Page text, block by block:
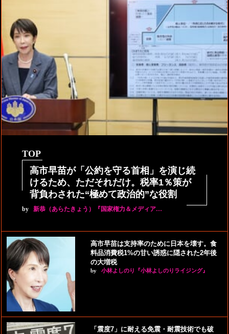
TOP
高市早苗が「公約を守る首相」を演じ続
けるため、ただそれだけ。税率1％策が
背負わされた“極めて政治的”な役割
by 新恭（あらたきょう）『国家権力＆メディア…
高市早苗は支持率のために日本を壊す。食
料品消費税1%の甘い誘惑に隠された2年後
の大増税
by 小林よしのり『小林よしのりライジング』
「震度7」に耐える免震・耐震技術でも破